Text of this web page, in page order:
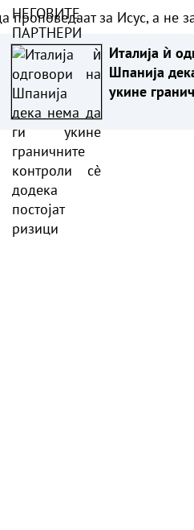
проповедаат за Исус, а не
Италија ѝ
Шпанија
укине